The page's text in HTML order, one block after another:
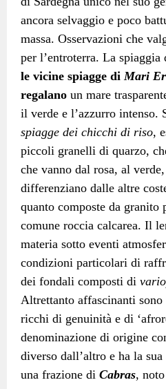
ancora selvaggio e poco
massa. Osservazioni che
per l’entroterra. La
le vicine spiagge diMari
regalano un mare
il verde e l’azzurro intenso.
spiagge dei chicchi di riso,
piccoli granelli di quarzo,
che vanno dal rosa, al
differenziano dalle altre
quanto composte da
comune roccia calcarea. Il
materia sotto eventi
condizioni particolari di
dei fondali composti di
Altrettanto affascinanti sono
ricchi di genuinità e di
denominazione di origine
diverso dall’altro e ha la
una frazione diCabras,